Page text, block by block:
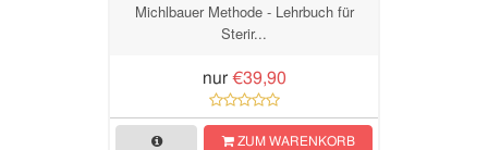
Michlbauer Methode - Lehrbuch für
Sterir...
nur €39,90
ZUM WARENKORB